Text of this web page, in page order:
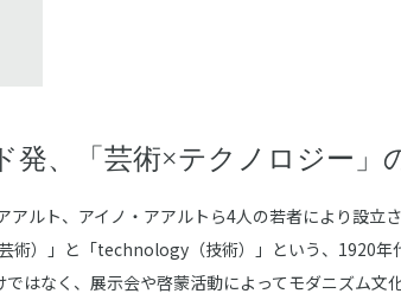
発、「芸術×テクノロジー」
アルト、アイノ・アアルトら4人の若者により設立
術）」と「technology（技術）」という、1920年
ではなく、展示会や啓蒙活動によってモダニズム